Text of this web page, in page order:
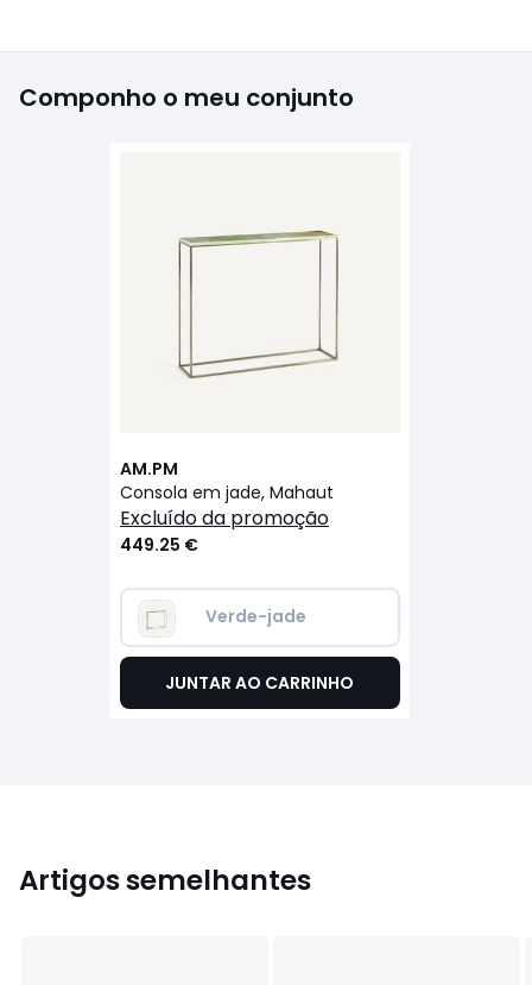
Componho o meu conjunto
AM.PM
Consola em jade, Mahaut
excluído da promoção
449.25 €
Verde-jade
JUNTAR AO CARRINHO
Artigos semelhantes